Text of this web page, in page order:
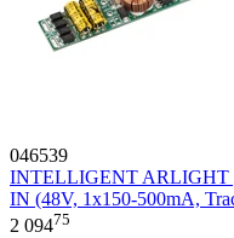
046539
INTELLIGENT ARLIGHT
IN (48V, 1x150-500mA,
2 09475